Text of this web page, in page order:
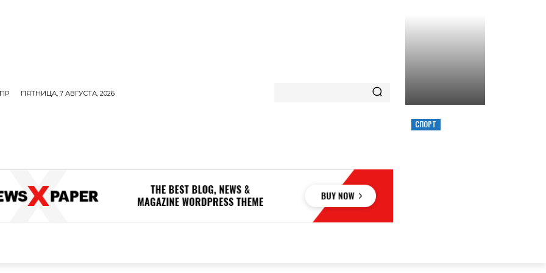
ПЯТНИЦА, 7 АВГУСТА, 2026
СПОРТ